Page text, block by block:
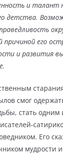
и талант
детства.
причиной его
и развития
смог
стать
Его
мудрости